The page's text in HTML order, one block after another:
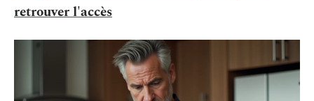
retrouver l'accès